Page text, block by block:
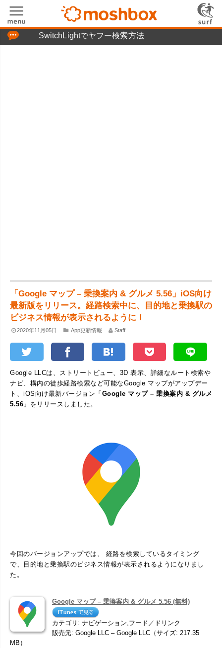
SwitchLightでヤフー検索方法
「Google マップ – 乗換案内 & グルメ 5.56」iOS向け
最新版をリリース。経路検索中に、目的地と乗換駅の
ビジネス情報が表示されるように！
2020年11月05日 App更新情報 Staff
Google LLCは、ストリートビュー、3D 表示、詳細なルート検索や
ナビ、構内の徒歩経路検索など可能なGoogle マップがアップデー
ト、iOS向け最新バージョン「Google マップ – 乗換案内 & グルメ
5.56 」をリリースしました。
今回のバージョンアップでは、 経路を検索しているタイミング
で、目的地と乗換駅のビジネス情報が表示されるようになりまし
た。
Google マップ – 乗換案内 & グルメ 5.56 (無料)
カテゴリ: ナビゲーション,フード／ドリンク
販売元: Google LLC – Google LLC（サイズ: 217.35
MB）
「つぶやき」の使い方